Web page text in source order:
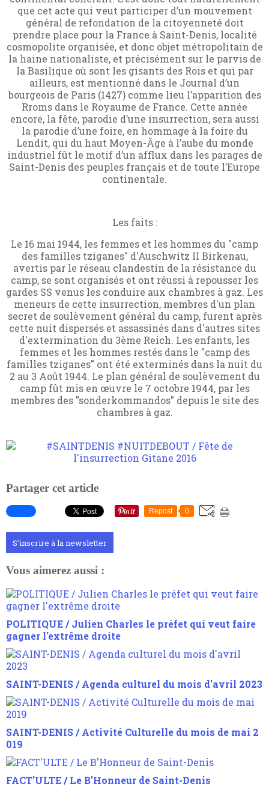
que cet acte qui veut participer d’un mouvement
général de refondation de la citoyenneté doit
prendre place pour la France à Saint-Denis, localité
cosmopolite organisée, et donc objet métropolitain de
la haine nationaliste, et précisément sur le parvis de
la Basilique où sont les gisants des Rois et qui par
ailleurs, est mentionné dans le Journal d’un
bourgeois de Paris (1427) comme lieu l’apparition des
Rroms dans le Royaume de France. Cette année
encore, la fête, parodie d’une insurrection, sera aussi
la parodie d’une foire, en hommage à la foire du
Lendit, qui du haut Moyen-Âge à l’aube du monde
industriel fût le motif d’un afflux dans les parages de
Saint-Denis des peuples français et de toute l’Europe
continentale.
Les faits :
Le 16 mai 1944, les femmes et les hommes du "camp
des familles tziganes" d'Auschwitz II Birkenau,
avertis par le réseau clandestin de la résistance du
camp, se sont organisés et ont réussi à repousser les
gardes SS venus les conduire aux chambres à gaz. Les
meneurs de cette insurrection, membres d'un plan
secret de soulèvement général du camp, furent après
cette nuit dispersés et assassinés dans d'autres sites
d'extermination du 3ème Reich. Les enfants, les
femmes et les hommes restés dans le "camp des
familles tziganes" ont été exterminés dans la nuit du
2 au 3 Août 1944. Le plan général de soulèvement du
camp fût mis en œuvre le 7 octobre 1944, par les
membres des "sonderkommandos" depuis le site des
chambres à gaz.
Partager cet article
Repost 0
S'inscrire à la newsletter
Vous aimerez aussi :
POLITIQUE / Julien Charles le préfet qui veut faire
gagner l'extrême droite
SAINT-DENIS / Agenda culturel du mois d'avril 2023
SAINT-DENIS / Activité Culturelle du mois de mai 2
019
FACT'ULTE / Le B'Honneur de Saint-Denis